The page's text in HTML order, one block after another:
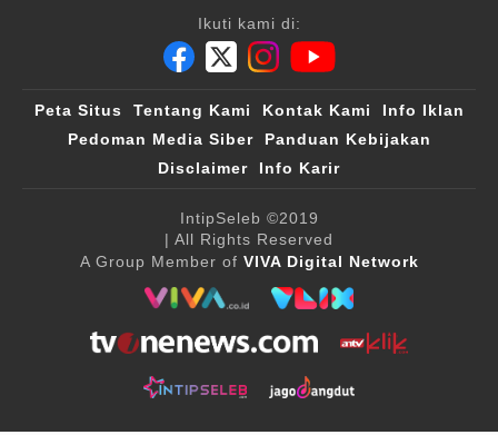
Ikuti kami di:
Peta Situs Tentang Kami Kontak Kami
Info Iklan
Pedoman Media Siber
Panduan Kebijakan
Disclaimer
Info Karir
IntipSeleb ©2019
| All Rights Reserved
A Group Member of VIVA Digital Network